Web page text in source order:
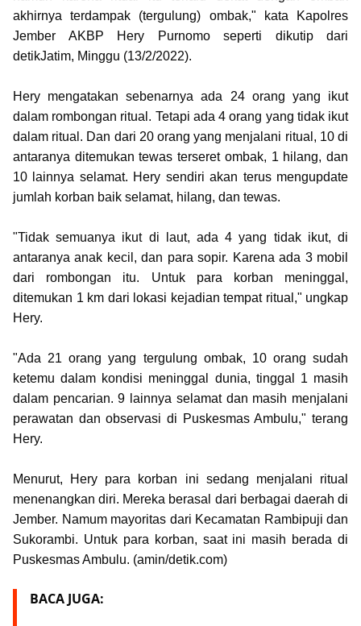
akhirnya terdampak (tergulung) ombak," kata
Kapolres
Jember AKBP Hery Purnomo seperti dikutip dari
detikJatim, Minggu (13/2/2022).
Hery mengatakan sebenarnya ada 24 orang yang ikut
dalam rombongan ritual. Tetapi ada 4 orang yang tidak ikut
dalam ritual. Dan dari 20 orang yang menjalani ritual, 10 di
antaranya ditemukan tewas terseret ombak, 1 hilang, dan
10 lainnya selamat. Hery sendiri akan terus mengupdate
jumlah korban baik selamat, hilang, dan tewas.
"Tidak semuanya ikut di laut, ada 4 yang tidak ikut, di
antaranya anak kecil, dan para sopir. Karena ada 3 mobil
dari rombongan itu. Untuk para korban meninggal,
ditemukan 1 km dari lokasi kejadian tempat ritual," ungkap
Hery.
"Ada 21 orang yang tergulung ombak, 10 orang sudah
ketemu dalam kondisi meninggal dunia, tinggal 1 masih
dalam pencarian. 9 lainnya selamat dan masih menjalani
perawatan dan observasi di Puskesmas Ambulu," terang
Hery.
Menurut, Hery para korban ini sedang menjalani ritual
menenangkan diri. Mereka berasal dari berbagai daerah di
Jember. Namum mayoritas dari Kecamatan Rambipuji dan
Sukorambi. Untuk para korban, saat ini masih berada di
Puskesmas Ambulu. (amin/detik.com)
BACA JUGA: